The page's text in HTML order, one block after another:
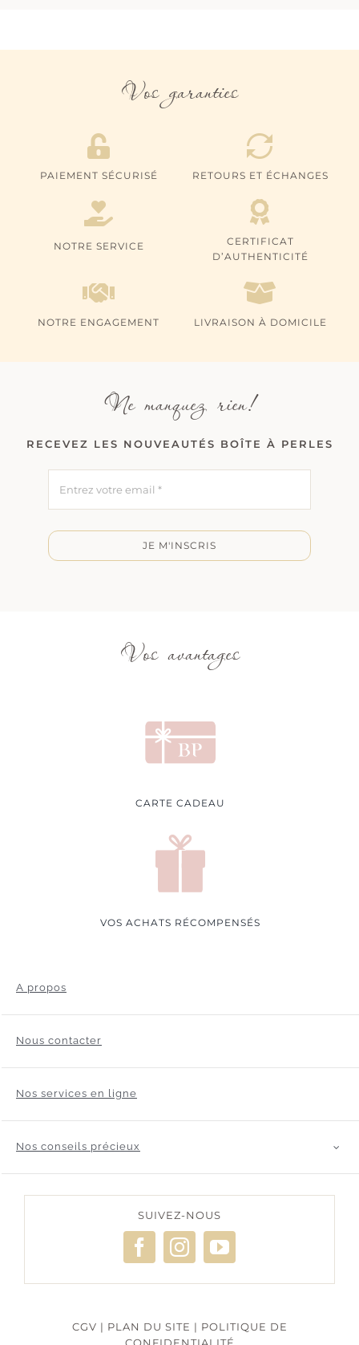
Vos garanties
PAIEMENT SÉCURISÉ RETOURS ET ÉCHANGES
NOTRE SERVICE
CERTIFICAT
D’AUTHENTICITÉ
NOTRE ENGAGEMENT LIVRAISON À DOMICILE
Ne manquez rien!
RECEVEZ LES NOUVEAUTÉS BOÎTE À PERLES
JE M'INSCRIS
Vos avantages
CARTE CADEAU
VOS ACHATS RÉCOMPENSÉS
A propos
Nous contacter
Nos services en ligne
Nos conseils précieux
SUIVEZ-NOUS
CGV | PLAN DU SITE | POLITIQUE DE
CONFIDENTIALITÉ